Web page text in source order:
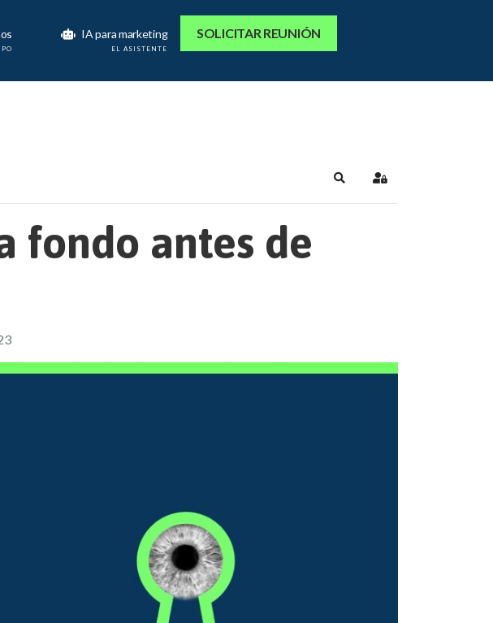
IA para marketing
EL ASISTENTE
SOLICITAR REUNIÓN
Search Sign In
fondo antes de